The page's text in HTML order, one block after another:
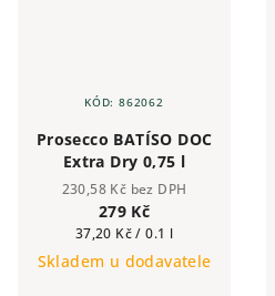
Prosecco BATÍSO DOC
Extra Dry 0,75 l
230,58 Kč bez DPH
279 Kč
Měrná
cena:
37,20 Kč / 0.1 l
Skladem u dodavatele
KÓD:862062